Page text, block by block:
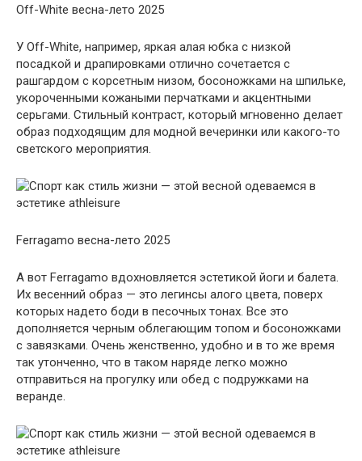
Off-White весна-лето 2025
У Off-White, например, яркая алая юбка с низкой
посадкой и драпировками отлично сочетается с
рашгардом с корсетным низом, босоножками на шпильке,
укороченными кожаными перчатками и акцентными
серьгами. Стильный контраст, который мгновенно делает
образ подходящим для модной вечеринки или какого-то
светского мероприятия.
Ferragamo весна-лето 2025
А вот Ferragamo вдохновляется эстетикой йоги и балета.
Их весенний образ — это легинсы алого цвета, поверх
которых надето боди в песочных тонах. Все это
дополняется черным облегающим топом и босоножками
с завязками. Очень женственно, удобно и в то же время
так утонченно, что в таком наряде легко можно
отправиться на прогулку или обед с подружками на
веранде.